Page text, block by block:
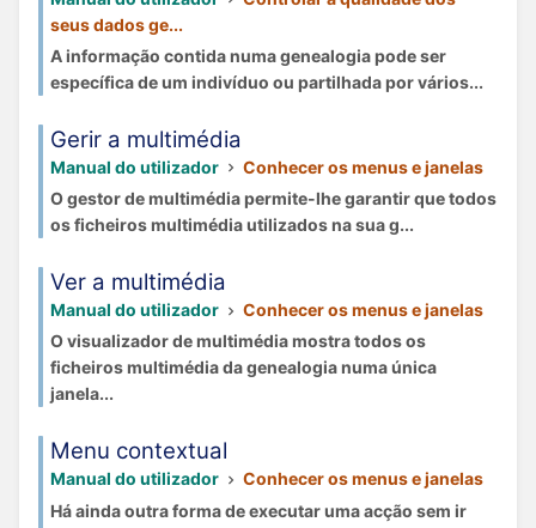
seus dados ge...
A informação contida numa genealogia pode ser
específica de um indivíduo ou partilhada por vários...
Gerir a multimédia
Manual do utilizador
Conhecer os menus e janelas
O gestor de multimédia permite-lhe garantir que todos
os ficheiros multimédia utilizados na sua g...
Ver a multimédia
Manual do utilizador
Conhecer os menus e janelas
O visualizador de multimédia mostra todos os
ficheiros multimédia da genealogia numa única
janela...
Menu contextual
Manual do utilizador
Conhecer os menus e janelas
Há ainda outra forma de executar uma acção sem ir